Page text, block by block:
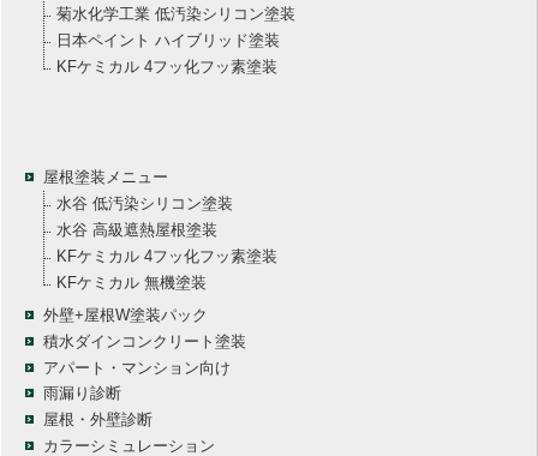
菊水化学工業 低汚染シリコン塗装
日本ペイント ハイブリッド塗装
KFケミカル 4フッ化フッ素塗装
屋根塗装メニュー
水谷 低汚染シリコン塗装
水谷 高級遮熱屋根塗装
KFケミカル 4フッ化フッ素塗装
KFケミカル 無機塗装
外壁+屋根W塗装パック
積水ダインコンクリート塗装
アパート・マンション向け
雨漏り診断
屋根・外壁診断
カラーシミュレーション